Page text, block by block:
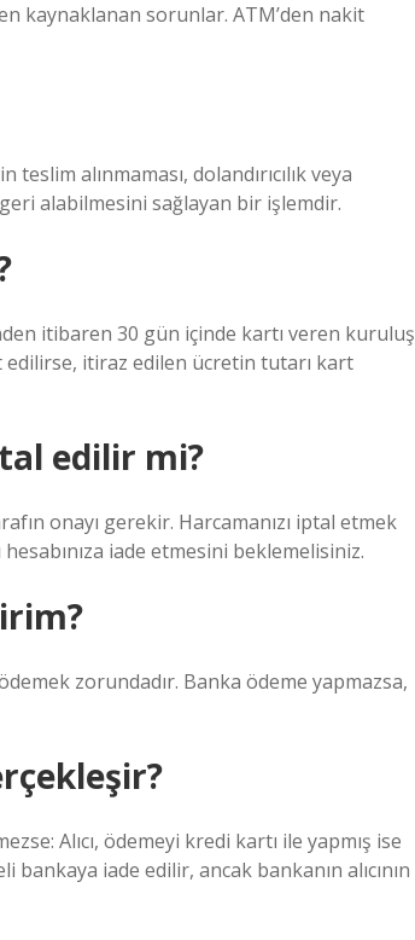
kaynaklanan sorunlar. ATM’den nakit
alınmaması, dolandırıcılık veya
alabilmesini sağlayan bir işlemdir.
itibaren 30 gün içinde kartı veren kuruluş
itiraz edilen ücretin tutarı kart
edilir mi?
onayı gerekir. Harcamanızı iptal etmek
iade etmesini beklemelisiniz.
zorundadır. Banka ödeme yapmazsa,
Alıcı, ödemeyi kredi kartı ile yapmış ise
iade edilir, ancak bankanın alıcının